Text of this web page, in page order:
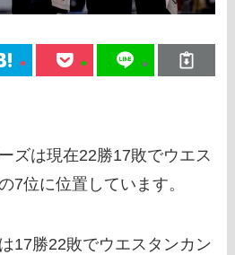
ズは現在22勝17敗でウエス
7位に位置しています。
17勝22敗でウエスタンカン